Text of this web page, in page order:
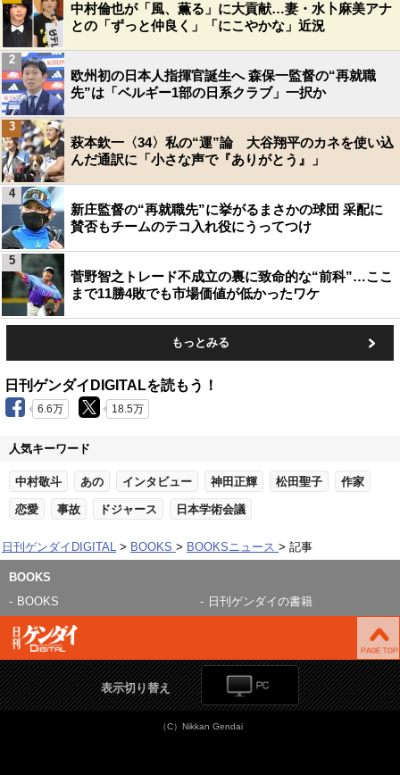
中村倫也が「風、薫る」に大貢献…妻・水卜麻美アナ
との「ずっと仲良く」「にこやかな」近況
欧州初の日本人指揮官誕生へ 森保一監督の“再就職
先”は「ベルギー1部の日系クラブ」一択か
2
萩本欽一〈34〉私の“運”論 大谷翔平のカネを使い込
んだ通訳に「小さな声で『ありがとう』」
3
新庄監督の“再就職先”に挙がるまさかの球団 采配に
賛否もチームのテコ入れ役にうってつけ
4
菅野智之トレード不成立の裏に致命的な“前科”…ここ
まで11勝4敗でも市場価値が低かったワケ
5
もっとみる
日刊ゲンダイDIGITALを読もう！
6.6万 18.5万
人気キーワード
中村敬斗 あの インタビュー 神田正輝 松田聖子 作家
恋愛 事故 ドジャース 日本学術会議
日刊ゲンダイDIGITAL BOOKS BOOKSニュース 記事
BOOKS
BOOKS
日刊ゲンダイの書籍
表示切り替え
（C）Nikkan Gendai